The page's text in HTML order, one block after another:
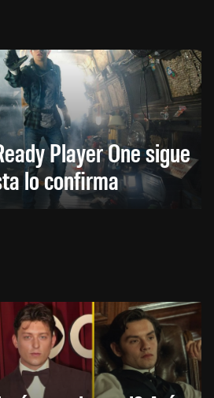
Player One sigue
lo confirma